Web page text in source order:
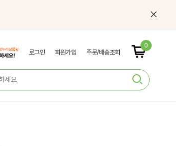
로그인 회원가입 주문/배송조회
0